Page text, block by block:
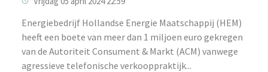
Energiebedrijf Hollandse Energie Maatschappij (HEM)
heeft een boete van meer dan 1 miljoen euro gekregen
van de Autoriteit Consument & Markt (ACM) vanwege
agressieve telefonische verkooppraktijk...